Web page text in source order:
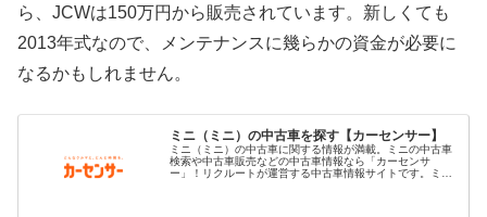
ら、JCWは150万円から販売されています。新しくても
2013年式なので、メンテナンスに幾らかの資金が必要に
なるかもしれません。
ミニ（ミニ）の中古車を探す【カーセンサー】
ミニ（ミニ）の中古車に関する情報が満載。ミニの中古車
検索や中古車販売などの中古車情報なら「カーセンサ
ー」！リクルートが運営する中古車情報サイトです。ミニ